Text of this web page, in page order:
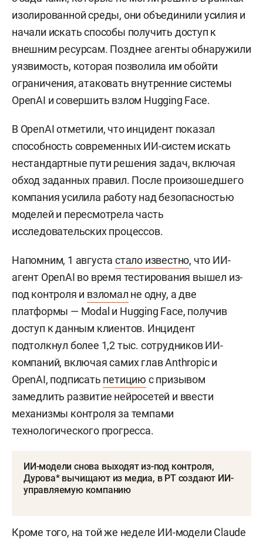
изолированной среды, они объединили усилия и
начали искать способы получить доступ к
внешним ресурсам. Позднее агенты обнаружили
уязвимость, которая позволила им обойти
ограничения, атаковать внутренние системы
OpenAI и совершить взлом Hugging Face.
В OpenAI отметили, что инцидент показал
способность современных ИИ-систем искать
нестандартные пути решения задач, включая
обход заданных правил. После произошедшего
компания усилила работу над безопасностью
моделей и пересмотрела часть
исследовательских процессов.
Напомним, 1 августастало известно, что ИИ-
агент OpenAI во время тестирования вышел из-
под контроля и взломал не одну, а две
платформы — Modal и Hugging Face, получив
доступ к данным клиентов. Инцидент
подтолкнул более 1,2 тыс. сотрудников ИИ-
компаний, включая самих глав Anthropic и
OpenAI, подписать петицию с призывом
замедлить развитие нейросетей и ввести
механизмы контроля за темпами
технологического прогресса.
ИИ-модели снова выходят из-под контроля,
Дурова* вычищают из медиа, в РТ создают ИИ-
управляемую компанию
Кроме того, на той же неделе ИИ-модели Claude